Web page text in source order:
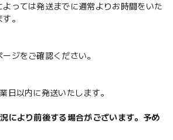
っては発送までに通常よりお時間をいた
。
ジをご確認ください。
日以内に発送いたします。
により前後する場合がございます。予め